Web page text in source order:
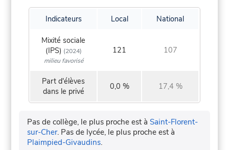
Indicateurs Local National
Mixité sociale
(IPS) (2024)
milieu favorisé
121 107
Part d'élèves
dans le privé
0,0 % 17,4 %
Pas de collège, le plus proche est àSaint-Florent-
sur-Cher. Pas de lycée, le plus proche est à
Plaimpied-Givaudins.